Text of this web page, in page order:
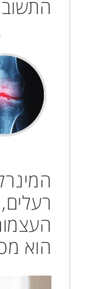
הוא